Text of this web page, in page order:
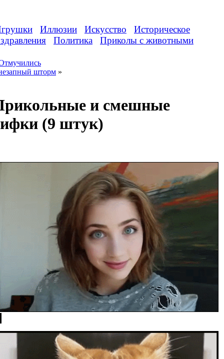
Иллюзии Искусство
Историческое
Политика Приколы с животными
шторм »
и смешные
(9 штук)